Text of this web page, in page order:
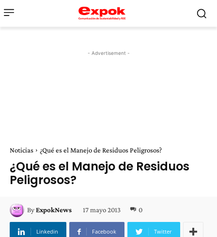
- Advertisement -
Noticias ¿Qué es el Manejo de Residuos Peligrosos?
¿Qué es el Manejo de Residuos
Peligrosos?
ByExpokNews 17 mayo 2013 0
Linkedin Facebook Twitter